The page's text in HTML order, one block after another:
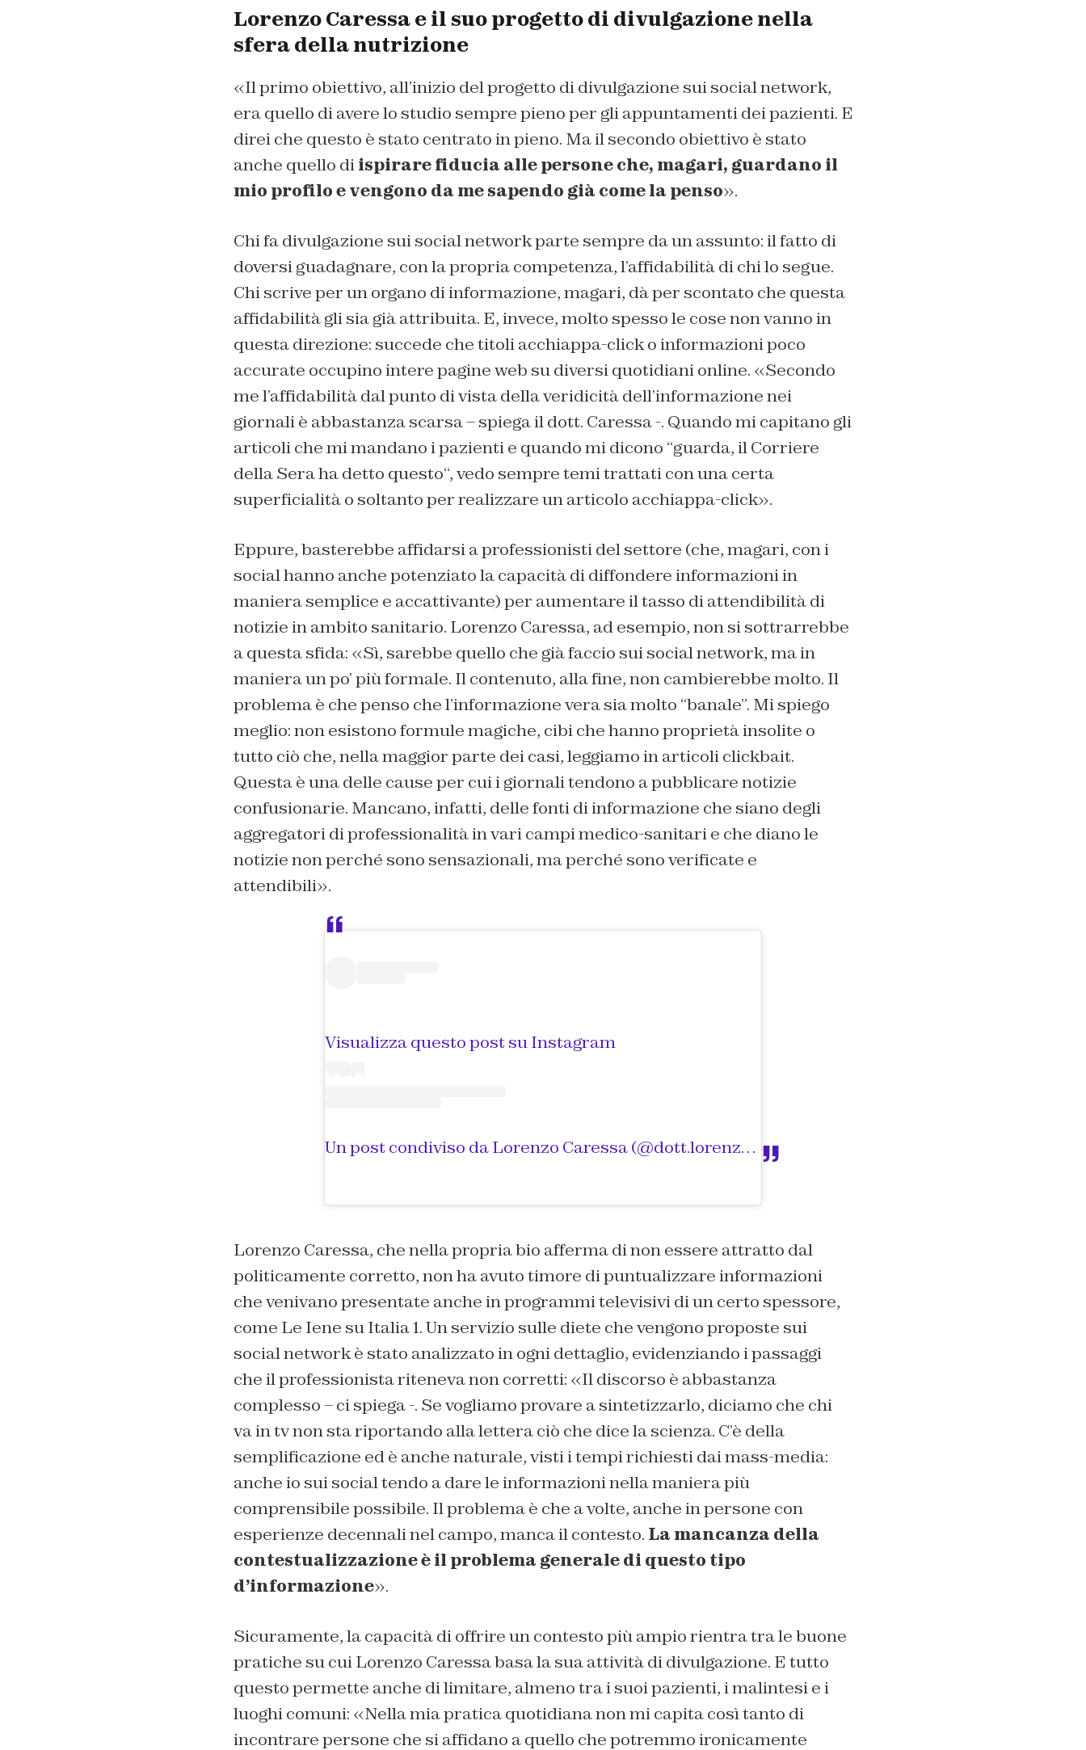
Lorenzo Caressa e il suo progetto di divulgazione nella
sfera della nutrizione
«Il primo obiettivo, all’inizio del progetto di divulgazione sui social network,
era quello di avere lo studio sempre pieno per gli appuntamenti dei pazienti. E
direi che questo è stato centrato in pieno. Ma il secondo obiettivo è stato
anche quello diispirare fiducia alle persone che, magari, guardano il
mio profilo e vengono da me sapendo già come la penso».
Chi fa divulgazione sui social network parte sempre da un assunto: il fatto di
doversi guadagnare, con la propria competenza, l’affidabilità di chi lo segue.
Chi scrive per un organo di informazione, magari, dà per scontato che questa
affidabilità gli sia già attribuita. E, invece, molto spesso le cose non vanno in
questa direzione: succede che titoli acchiappa-click o informazioni poco
accurate occupino intere pagine web su diversi quotidiani online. «Secondo
me l’affidabilità dal punto di vista della veridicità dell’informazione nei
giornali è abbastanza scarsa – spiega il dott. Caressa -. Quando mi capitano gli
articoli che mi mandano i pazienti e quando mi dicono “guarda, il Corriere
della Sera ha detto questo“, vedo sempre temi trattati con una certa
superficialità o soltanto per realizzare un articolo acchiappa-click».
Eppure, basterebbe affidarsi a professionisti del settore (che, magari, con i
social hanno anche potenziato la capacità di diffondere informazioni in
maniera semplice e accattivante) per aumentare il tasso di attendibilità di
notizie in ambito sanitario. Lorenzo Caressa, ad esempio, non si sottrarrebbe
a questa sfida: «Sì, sarebbe quello che già faccio sui social network, ma in
maniera un po’ più formale. Il contenuto, alla fine, non cambierebbe molto. Il
problema è che penso che l’informazione vera sia molto “banale”. Mi spiego
meglio: non esistono formule magiche, cibi che hanno proprietà insolite o
tutto ciò che, nella maggior parte dei casi, leggiamo in articoli clickbait.
Questa è una delle cause per cui i giornali tendono a pubblicare notizie
confusionarie. Mancano, infatti, delle fonti di informazione che siano degli
aggregatori di professionalità in vari campi medico-sanitari e che diano le
notizie non perché sono sensazionali, ma perché sono verificate e
attendibili».
Visualizza questo post su Instagram
Un post condiviso da Lorenzo Caressa (@dott.lorenzo_caressa)
Lorenzo Caressa, che nella propria bio afferma di non essere attratto dal
politicamente corretto, non ha avuto timore di puntualizzare informazioni
che venivano presentate anche in programmi televisivi di un certo spessore,
come Le Iene su Italia 1. Un servizio sulle diete che vengono proposte sui
social network è stato analizzato in ogni dettaglio, evidenziando i passaggi
che il professionista riteneva non corretti: «Il discorso è abbastanza
complesso – ci spiega -. Se vogliamo provare a sintetizzarlo, diciamo che chi
va in tv non sta riportando alla lettera ciò che dice la scienza. C’è della
semplificazione ed è anche naturale, visti i tempi richiesti dai mass-media:
anche io sui social tendo a dare le informazioni nella maniera più
comprensibile possibile. Il problema è che a volte, anche in persone con
esperienze decennali nel campo, manca il contesto. La mancanza della
contestualizzazione è il problema generale di questo tipo
d’informazione».
Sicuramente, la capacità di offrire un contesto più ampio rientra tra le buone
pratiche su cui Lorenzo Caressa basa la sua attività di divulgazione. E tutto
questo permette anche di limitare, almeno tra i suoi pazienti, i malintesi e i
luoghi comuni: «Nella mia pratica quotidiana non mi capita così tanto di
incontrare persone che si affidano a quello che potremmo ironicamente